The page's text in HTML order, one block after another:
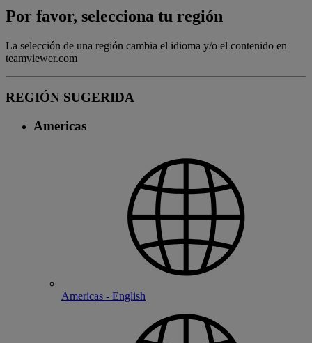
Por favor, selecciona tu región
La selección de una región cambia el idioma y/o el contenido en
teamviewer.com
REGIÓN SUGERIDA
Americas
Americas - English